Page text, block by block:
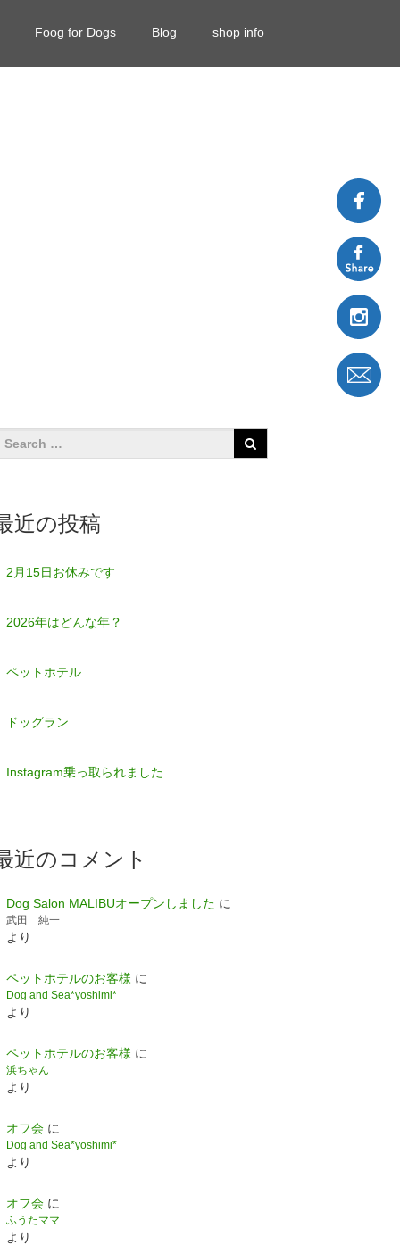
Foog for Dogs Blog shop info
近の投稿
2月15日お休みです
2026年はどんな年？
ペットホテル
ドッグラン
Instagram乗っ取られました
近のコメント
Dog Salon MALIBUオープンしました に
武田 純一
より
ペットホテルのお客様 に
Dog and Sea*yoshimi*
より
ペットホテルのお客様 に
浜ちゃん
より
オフ会 に
Dog and Sea*yoshimi*
より
オフ会 に
ふうたママ
より